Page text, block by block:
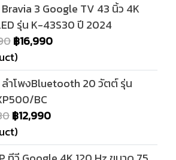
Bravia 3 Google TV 43 นิ้ว 4K
รุ่น K-43S30 ปี 2024
฿16,990
ลำโพงBluetooth 20 วัตต์ รุ่น
BC
฿12,990